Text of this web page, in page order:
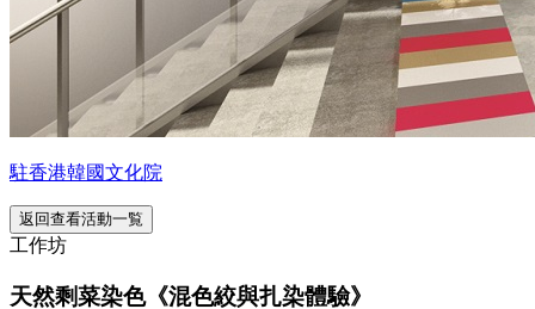
駐香港韓國文化院
返回查看活動一覧
工作坊
天然剩菜染色《混色絞與扎染體驗》